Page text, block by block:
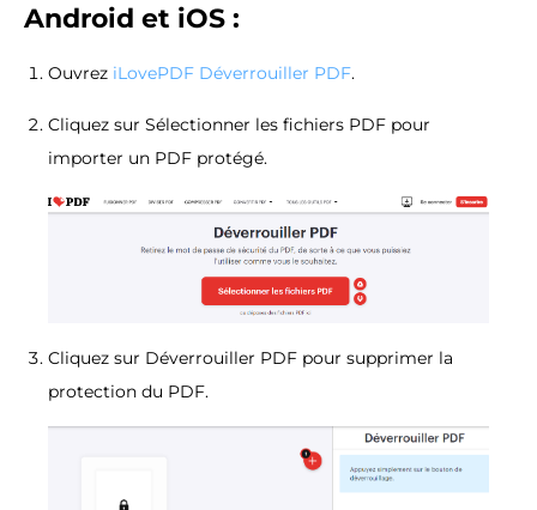
Android et iOS :
Ouvrez iLovePDF Déverrouiller PDF.
Cliquez sur Sélectionner les fichiers PDF pour
importer un PDF protégé.
Cliquez sur Déverrouiller PDF pour supprimer la
protection du PDF.